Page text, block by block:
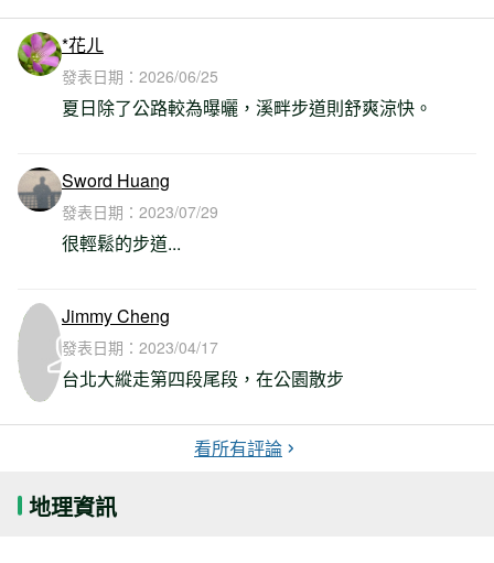
*花ㄦ
發表日期： 2026/06/25
夏日除了公路較為曝曬，溪畔步道則舒爽涼快。
Sword Huang
發表日期： 2023/07/29
很輕鬆的步道...
Jimmy Cheng
發表日期： 2023/04/17
台北大縱走第四段尾段，在公園散步
看所有評論
地理資訊